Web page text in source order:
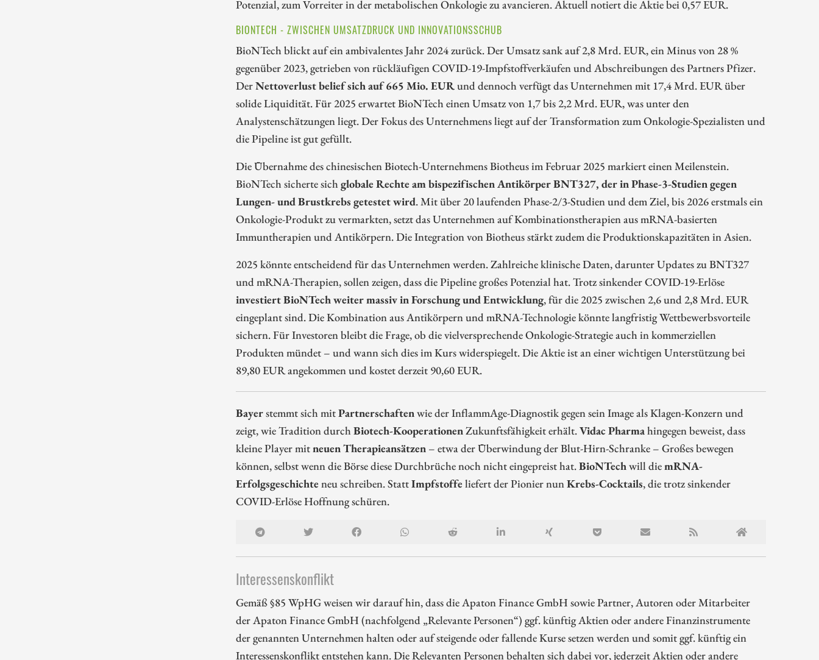
Potenzial, zum Vorreiter in der metabolischen Onkologie zu avancieren. Aktuell notiert die Aktie bei 0,57 EUR.
BIONTECH - ZWISCHEN UMSATZDRUCK UND INNOVATIONSSCHUB
BioNTech blickt auf ein ambivalentes Jahr 2024 zurück. Der Umsatz sank auf 2,8 Mrd. EUR, ein Minus von 28 %
gegenüber 2023, getrieben von rückläufigen COVID-19-Impfstoffverkäufen und Abschreibungen des Partners Pfizer.
DerNettoverlust belief sich auf 665 Mio. EUR und dennoch verfügt das Unternehmen mit 17,4 Mrd. EUR über
solide Liquidität. Für 2025 erwartet BioNTech einen Umsatz von 1,7 bis 2,2 Mrd. EUR, was unter den
Analystenschätzungen liegt. Der Fokus des Unternehmens liegt auf der Transformation zum Onkologie-Spezialisten und
die Pipeline ist gut gefüllt.
Die Übernahme des chinesischen Biotech-Unternehmens Biotheus im Februar 2025 markiert einen Meilenstein.
BioNTech sicherte sich globale Rechte am bispezifischen Antikörper BNT327, der in Phase-3-Studien gegen
Lungen- und Brustkrebs getestet wird. Mit über 20 laufenden Phase-2/3-Studien und dem Ziel, bis 2026 erstmals ein
Onkologie-Produkt zu vermarkten, setzt das Unternehmen auf Kombinationstherapien aus mRNA-basierten
Immuntherapien und Antikörpern. Die Integration von Biotheus stärkt zudem die Produktionskapazitäten in Asien.
2025 könnte entscheidend für das Unternehmen werden. Zahlreiche klinische Daten, darunter Updates zu BNT327
und mRNA-Therapien, sollen zeigen, dass die Pipeline großes Potenzial hat. Trotz sinkender COVID-19-Erlöse
investiert BioNTech weiter massiv in Forschung und Entwicklung, für die 2025 zwischen 2,6 und 2,8 Mrd. EUR
eingeplant sind. Die Kombination aus Antikörpern und mRNA-Technologie könnte langfristig Wettbewerbsvorteile
sichern. Für Investoren bleibt die Frage, ob die vielversprechende Onkologie-Strategie auch in kommerziellen
Produkten mündet – und wann sich dies im Kurs widerspiegelt. Die Aktie ist an einer wichtigen Unterstützung bei
89,80 EUR angekommen und kostet derzeit 90,60 EUR.
Bayerstemmt sich mitPartnerschaften wie der InflammAge-Diagnostik gegen sein Image als Klagen-Konzern und
zeigt, wie Tradition durch Biotech-Kooperationen Zukunftsfähigkeit erhält.Vidac Pharma hingegen beweist, dass
kleine Player mit neuen Therapieansätzen – etwa der Überwindung der Blut-Hirn-Schranke – Großes bewegen
können, selbst wenn die Börse diese Durchbrüche noch nicht eingepreist hat.BioNTech will die mRNA-
Erfolgsgeschichte neu schreiben. StattImpfstoffeliefert der Pionier nun Krebs-Cocktails, die trotz sinkender
COVID-Erlöse Hoffnung schüren.
Interessenskonflikt
Gemäß §85 WpHG weisen wir darauf hin, dass die Apaton Finance GmbH sowie Partner, Autoren oder Mitarbeiter
der Apaton Finance GmbH (nachfolgend „Relevante Personen“) ggf. künftig Aktien oder andere Finanzinstrumente
der genannten Unternehmen halten oder auf steigende oder fallende Kurse setzen werden und somit ggf. künftig ein
Interessenskonflikt entstehen kann. Die Relevanten Personen behalten sich dabei vor, jederzeit Aktien oder andere